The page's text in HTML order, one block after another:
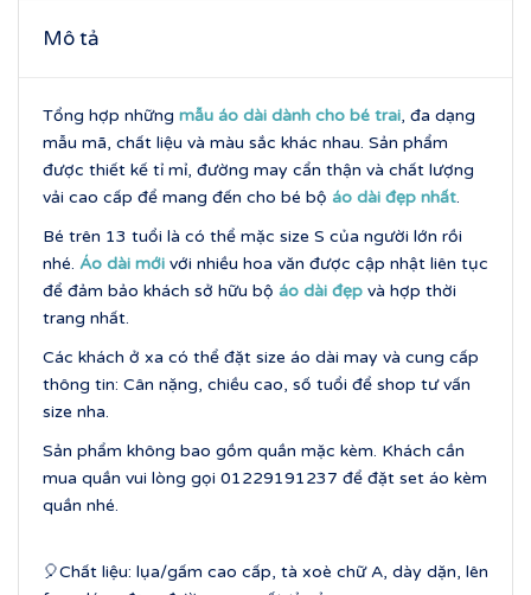
Mô tả
Tổng hợp những mẫu áo dài dành cho bé trai, đa dạng
mẫu mã, chất liệu và màu sắc khác nhau. Sản phẩm
được thiết kế tỉ mỉ, đường may cẩn thận và chất lượng
vải cao cấp để mang đến cho bé bộ áo dài đẹp nhất.
Bé trên 13 tuổi là có thể mặc size S của người lớn rồi
nhé. Áo dài mới với nhiều hoa văn được cập nhật liên tục
để đảm bảo khách sở hữu bộ áo dài đẹp và hợp thời
trang nhất.
Các khách ở xa có thể đặt size áo dài may và cung cấp
thông tin: Cân nặng, chiều cao, số tuổi để shop tư vấn
size nha.
Sản phẩm không bao gồm quần mặc kèm. Khách cần
mua quần vui lòng gọi 01229191237 để đặt set áo kèm
quần nhé.
🎈Chất liệu: lụa/gấm cao cấp, tà xoè chữ A, dày dặn, lên